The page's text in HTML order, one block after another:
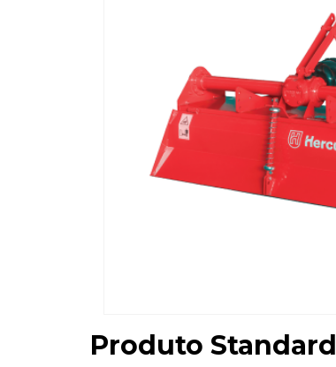
Produto Standard